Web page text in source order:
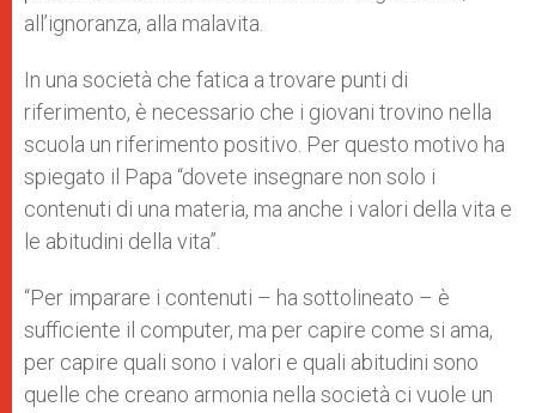
all’ignoranza, alla malavita.
In una società che fatica a trovare punti di
riferimento, è necessario che i giovani trovino nella
scuola un riferimento positivo. Per questo motivo ha
spiegato il Papa “dovete insegnare non solo i
contenuti di una materia, ma anche i valori della vita e
le abitudini della vita”.
“Per imparare i contenuti – ha sottolineato – è
sufficiente il computer, ma per capire come si ama,
per capire quali sono i valori e quali abitudini sono
quelle che creano armonia nella società ci vuole un